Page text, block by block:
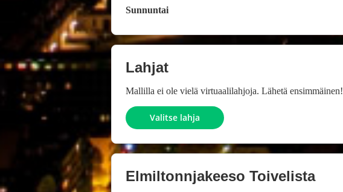
Sunnuntai
Lahjat
Mallilla ei ole vielä virtuaalilahjoja. Lähetä ensimmäinen!
Valitse lahja
Elmiltonnjakeeso Toivelista